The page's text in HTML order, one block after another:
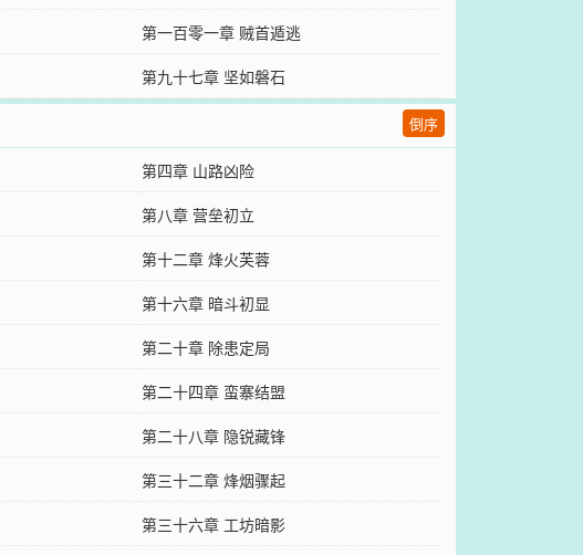
第一百零一章 贼首遁逃
第九十七章 坚如磐石
倒序
第四章 山路凶险
第八章 营垒初立
第十二章 烽火芙蓉
第十六章 暗斗初显
第二十章 除患定局
第二十四章 蛮寨结盟
第二十八章 隐锐藏锋
第三十二章 烽烟骤起
第三十六章 工坊暗影